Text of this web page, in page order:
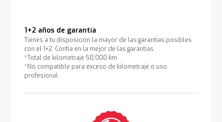
1+2 años de garantía
Tienes a tu disposición la mayor de las garantías posibles
con el 1+2. Confía en la mejor de las garantías.
*Total de kilometraje 50.000 km
*No compatible para exceso de kilometraje o uso
profesional